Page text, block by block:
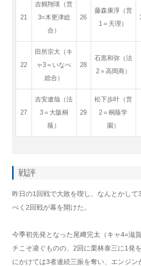
21
吉鶴翔瑛（営
3=木更津総
合）
26
藤森康淳（営
1＝天理）
22
田所宗大（キ
ャ3＝いなべ
総合）
28
石黒和弥（法
2＝高岡商）
27
吉安遼哉（法
3＝大阪桐
蔭）
29
松下歩叶（営
2＝桐蔭学
園）
戦評
昨日の1回戦で大敗を喫し、なんとかして
べく2回戦が幕を開けた。
今季初先発となった尾﨑完太（キャ4=滋
チこそ凌ぐものの、2回に栗林泰三に1発
にかけては3者連続三振を奪い、エンジン